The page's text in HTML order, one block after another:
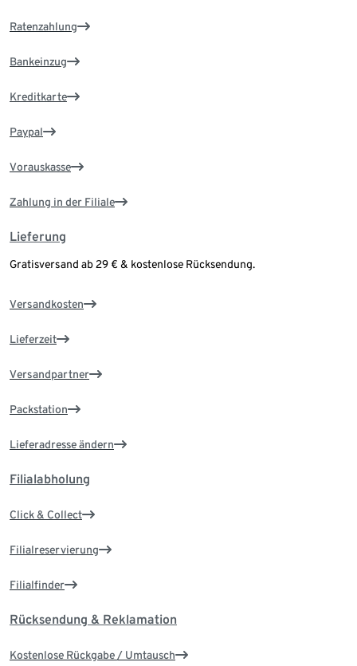
Ratenzahlung
Bankeinzug
Kreditkarte
Paypal
Vorauskasse
Zahlung in der Filiale
Lieferung
Gratisversand ab 29 € & kostenlose Rücksendung.
Versandkosten
Lieferzeit
Versandpartner
Packstation
Lieferadresse ändern
Filialabholung
Click & Collect
Filialreservierung
Filialfinder
Rücksendung & Reklamation
Kostenlose Rückgabe / Umtausch